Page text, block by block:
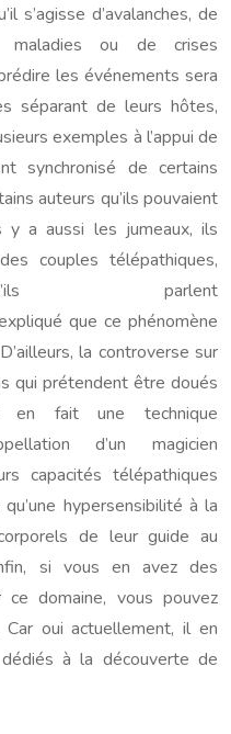
s’agisse d’avalanches, de
ou de crises
les événements sera
séparant de leurs hôtes,
exemples à l’appui de
synchronisé de certains
auteurs qu’ils pouvaient
a aussi les jumeaux, ils
couples télépathiques,
parlent
que ce phénomène
la controverse sur
qui prétendent être doués
en fait une technique
d’un magicien
capacités télépathiques
hypersensibilité à la
de leur guide au
si vous en avez des
domaine, vous pouvez
oui actuellement, il en
à la découverte de